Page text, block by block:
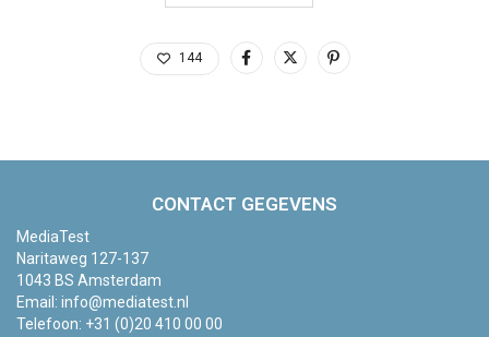
144
CONTACT GEGEVENS
MediaTest
Naritaweg 127-137
1043 BS Amsterdam
Email: info@mediatest.nl
Telefoon: +31 (0)20 410 00 00